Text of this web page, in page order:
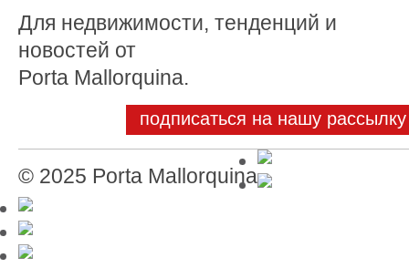
Для недвижимости, тенденций и
новостей от
Porta Mallorquina.
подписаться на нашу рассылку
© 2025 Porta Mallorquina